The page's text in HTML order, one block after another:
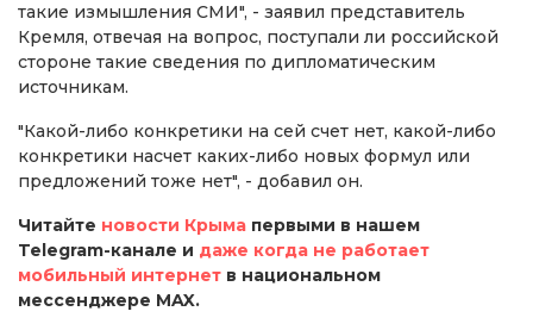
такие измышления СМИ", - заявил представитель
Кремля, отвечая на вопрос, поступали ли российской
стороне такие сведения по дипломатическим
источникам.
"Какой-либо конкретики на сей счет нет, какой-либо
конкретики насчет каких-либо новых формул или
предложений тоже нет", - добавил он.
Читайте новости Крыма первыми в нашем
Telegram-канале и даже когда не работает
мобильный интернет в национальном
мессенджере MAX.